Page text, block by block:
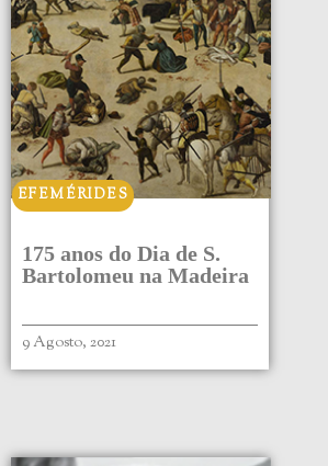
EFEMÉRIDES
175 anos do Dia de S.
Bartolomeu na Madeira
9 Agosto, 2021